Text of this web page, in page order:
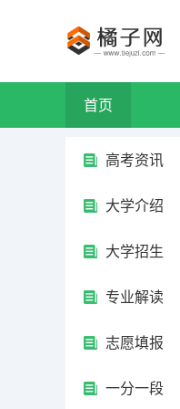
首页
高考资讯
大学介绍
大学招生
专业解读
志愿填报
一分一段